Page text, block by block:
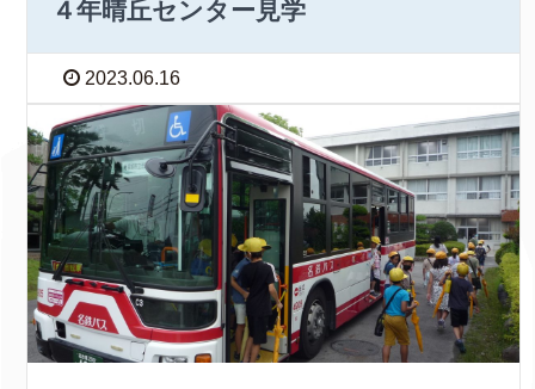
４年晴丘センター見学
2023.06.16